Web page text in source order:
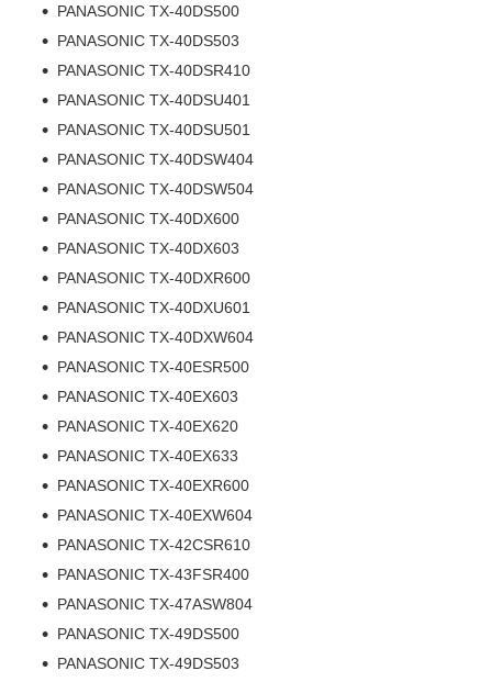
PANASONIC TX-40DS500
PANASONIC TX-40DS503
PANASONIC TX-40DSR410
PANASONIC TX-40DSU401
PANASONIC TX-40DSU501
PANASONIC TX-40DSW404
PANASONIC TX-40DSW504
PANASONIC TX-40DX600
PANASONIC TX-40DX603
PANASONIC TX-40DXR600
PANASONIC TX-40DXU601
PANASONIC TX-40DXW604
PANASONIC TX-40ESR500
PANASONIC TX-40EX603
PANASONIC TX-40EX620
PANASONIC TX-40EX633
PANASONIC TX-40EXR600
PANASONIC TX-40EXW604
PANASONIC TX-42CSR610
PANASONIC TX-43FSR400
PANASONIC TX-47ASW804
PANASONIC TX-49DS500
PANASONIC TX-49DS503